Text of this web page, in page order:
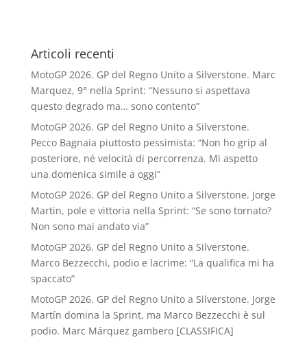
Articoli recenti
MotoGP 2026. GP del Regno Unito a Silverstone. Marc
Marquez, 9° nella Sprint: “Nessuno si aspettava
questo degrado ma… sono contento”
MotoGP 2026. GP del Regno Unito a Silverstone.
Pecco Bagnaia piuttosto pessimista: “Non ho grip al
posteriore, né velocità di percorrenza. Mi aspetto
una domenica simile a oggi”
MotoGP 2026. GP del Regno Unito a Silverstone. Jorge
Martin, pole e vittoria nella Sprint: “Se sono tornato?
Non sono mai andato via”
MotoGP 2026. GP del Regno Unito a Silverstone.
Marco Bezzecchi, podio e lacrime: “La qualifica mi ha
spaccato”
MotoGP 2026. GP del Regno Unito a Silverstone. Jorge
Martín domina la Sprint, ma Marco Bezzecchi è sul
podio. Marc Márquez gambero [CLASSIFICA]